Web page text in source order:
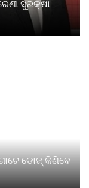
ସୁରକ୍ଷା
ଡୋଜ୍ କିଣିବେ